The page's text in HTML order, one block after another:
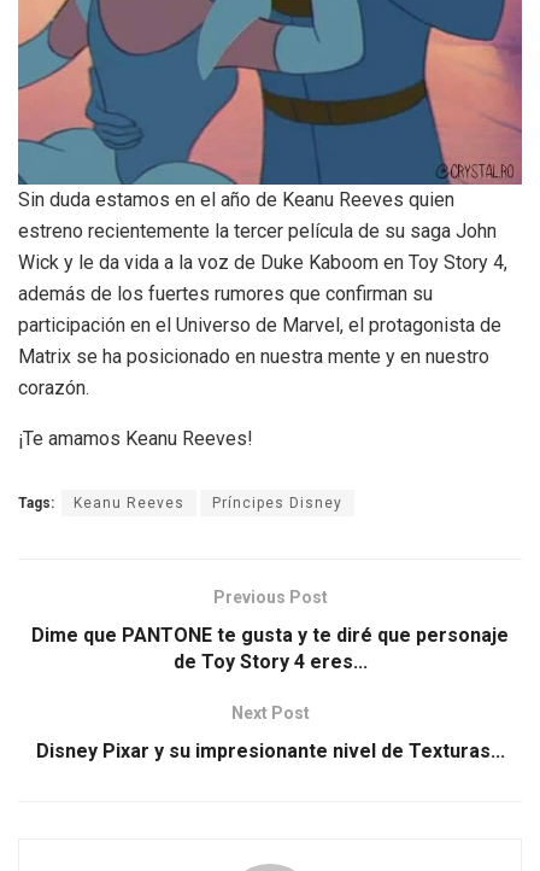
Sin duda estamos en el año de Keanu Reeves quien
estreno recientemente la tercer película de su saga John
Wick y le da vida a la voz de Duke Kaboom en Toy Story 4,
además de los fuertes rumores que confirman su
participación en el Universo de Marvel, el protagonista de
Matrix se ha posicionado en nuestra mente y en nuestro
corazón.
¡Te amamos Keanu Reeves!
Tags: Keanu Reeves Príncipes Disney
Previous Post
Dime que PANTONE te gusta y te diré que personaje
de Toy Story 4 eres...
Next Post
Disney Pixar y su impresionante nivel de Texturas...